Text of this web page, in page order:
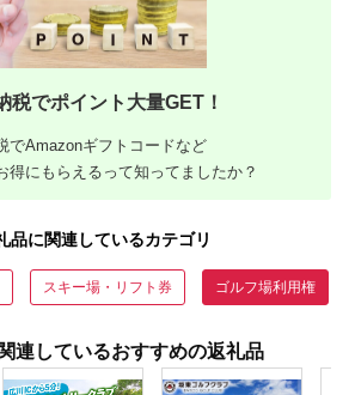
税でポイント大量GET！
でAmazonギフトコードなど
得にもらえるって知ってましたか？
品に関連しているカテゴリ
スキー場・リフト券 ゴルフ場利用権
連しているおすすめの返礼品